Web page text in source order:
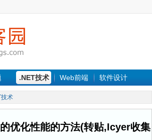
.NET技术 Web前端 软件设计
程
技术
优化性能的方法(转贴,Icyer收集